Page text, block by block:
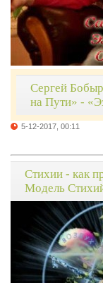
Сергей
на Пути» -
5-12-2017, 00:11
Стихии - как
Модель